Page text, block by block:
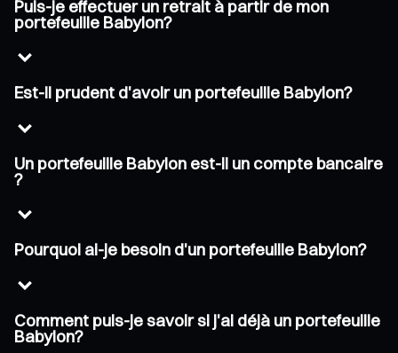
Puis-je effectuer un retrait à partir de mon
portefeuille Babylon?
Est-il prudent d'avoir un portefeuille Babylon?
Un portefeuille Babylon est-il un compte bancaire
?
Pourquoi ai-je besoin d'un portefeuille Babylon?
Comment puis-je savoir si j'ai déjà un portefeuille
Babylon?